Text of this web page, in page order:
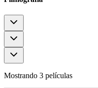
Mostrando 3 películas